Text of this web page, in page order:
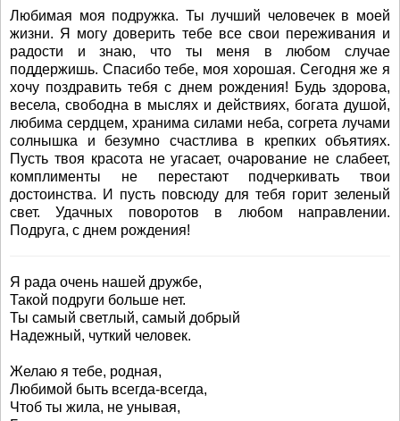
Любимая моя подружка. Ты лучший человечек в моей
жизни. Я могу доверить тебе все свои переживания и
радости и знаю, что ты меня в любом случае
поддержишь. Спасибо тебе, моя хорошая. Сегодня же я
хочу поздравить тебя с днем рождения! Будь здорова,
весела, свободна в мыслях и действиях, богата душой,
любима сердцем, хранима силами неба, согрета лучами
солнышка и безумно счастлива в крепких объятиях.
Пусть твоя красота не угасает, очарование не слабеет,
комплименты не перестают подчеркивать твои
достоинства. И пусть повсюду для тебя горит зеленый
свет. Удачных поворотов в любом направлении.
Подруга, с днем рождения!
Я рада очень нашей дружбе,
Такой подруги больше нет.
Ты самый светлый, самый добрый
Надежный, чуткий человек.
Желаю я тебе, родная,
Любимой быть всегда-всегда,
Чтоб ты жила, не унывая,